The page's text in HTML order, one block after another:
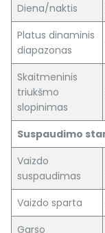
Diena/naktis
Platus dinaminis
diapazonas
Skaitmeninis
triukšmo
slopinimas
Suspaudimo
Vaizdo
suspaudimas
Vaizdo sparta
Garso